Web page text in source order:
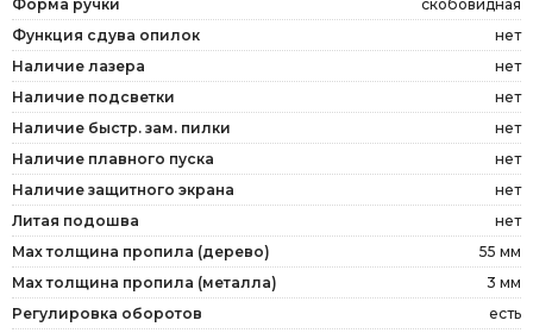
Форма ручки
скобовидная
Функция сдува опилок
нет
Наличие лазера
нет
Наличие подсветки
нет
Наличие быстр. зам. пилки
нет
Наличие плавного пуска
нет
Наличие защитного экрана
нет
Литая подошва
нет
Мах толщина пропила (дерево)
55 мм
Мах толщина пропила (металла)
3 мм
Регулировка оборотов
есть